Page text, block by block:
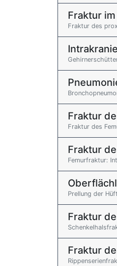
Fraktur
Fraktur des
Fraktur
Fraktur des
Fraktur
Femurfraktur:
Prellung der
Fraktur
Fraktur